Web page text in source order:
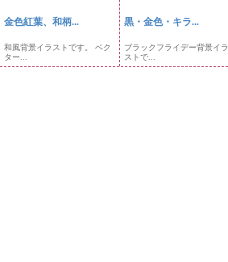
金色紅葉、和柄...
和風背景イラストです。 ベク
ター...
黒・金色・キラ...
ブラックフライデー背景イラ
ストで...